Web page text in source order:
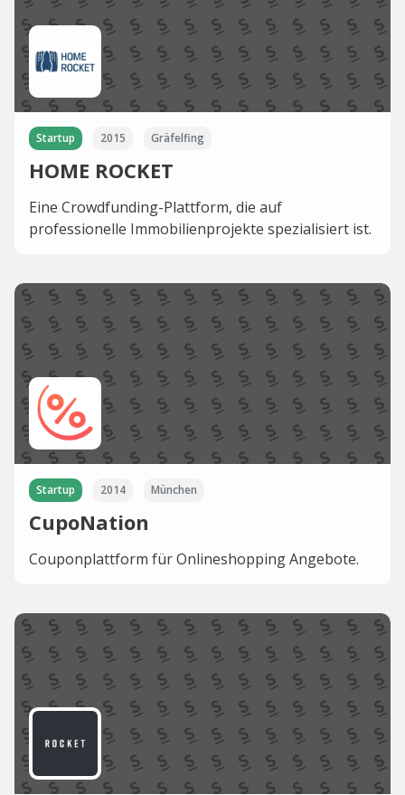
Startup 2015 Gräfelfing
HOME ROCKET
Eine Crowdfunding-Plattform, die auf
professionelle Immobilienprojekte spezialisiert ist.
Startup 2014 München
CupoNation
Couponplattform für Onlineshopping Angebote.